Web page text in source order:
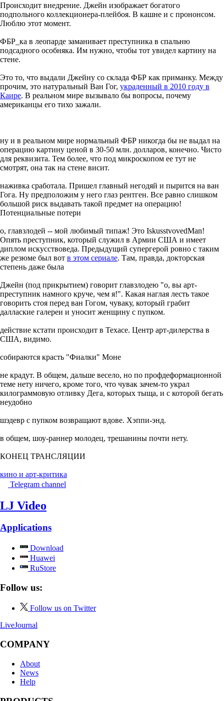
Происходит внедрение. Джейн изображает богатого
подпольного коллекционера-плейбоя. В кашне и с прононсом.
Люблю этот момент.
ФБР_ка в леопарде заманивает преступника в спальню
подсадного особняка. Им нужно, чтобы тот увидел картину на
стене.
Это то, что выдали Джейну со склада ФБР как приманку. Между
прочим, это натуральный Ван Гог, украденный в 2010 году в
Каире. В реальном мире вызывало бы вопросы, почему
американцы его тихо зажали.
ну и в реальном мире нормальный ФБР никогда бы не выдал на
операцию картину ценой в 30-50 млн. долларов, конечно. Чисто
для реквизита. Тем более, что под микроскопом ее тут не
смотрят, она так на стене висит.
наживка сработала. Пришел главный негодяй и пырится на ван
Гога. Ну предположим у него глаз рентген. Все равно слишком
большой риск выдавать такой предмет на операцию!
Потенциальные потери
о, главзлодей -- мой любимый типаж! Это IskusstvovedMan!
Опять преступник, который служил в Армии США и имеет
диплом искусствоведа. Предыдущий супергерой ровно с таким
же резюме был вот в этом сериале. Там, правда, докторская
степень даже была
Джейн (под прикрытием) говорит главзлодею "о, вы арт-
преступник намного круче, чем я!". Какая наглая лесть такое
говорить стоя перед ван Гогом, чуваку, который грабит
даллаские галереи и уносит женщину с пупком.
действие кстати происходит в Техасе. Центр арт-дилерства в
США, видимо.
собираются красть "Фиалки" Моне
не крадут. В общем, дальше весело, но по профдеформационной
теме нету ничего, кроме того, что чувак зачем-то украл
килограммовую отливку Дега, которых тыща, и с которой бегать
неудобно
шэдевр с пупком возвращают вдове. Хэппи-энд.
в общем, шоу-раннер молодец, трешанины почти нету.
КОНЕЦ ТРАНСЛЯЦИИ
кино и арт-критика
Telegram channel
LJ Video
Applications
Download
Huawei
RuStore
Follow us:
Follow us on Twitter
LiveJournal
COMPANY
About
News
Help